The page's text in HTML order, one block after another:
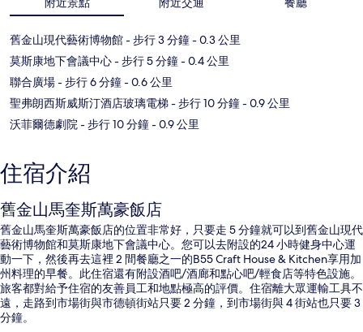
舊金山現代藝術博物館- 步行 3 分鐘- 0.3 公里
莫斯康地下會議中心- 步行 5 分鐘- 0.4 公里
聯合廣場- 步行 6 分鐘- 0.6 公里
聖弗朗西斯威斯汀酒店玻璃電梯- 步行 10 分鐘- 0.9 公里
沃菲爾德劇院- 步行 10 分鐘- 0.9 公里
住宿介紹
舊金山馬奎斯萬豪飯店
舊金山馬奎斯萬豪飯店的位置非常好，只要走 5 分鐘就可以到舊金山現代
藝術博物館和莫斯康地下會議中心。您可以去附設的24 小時健身中心運
動一下，然後再去這裡 2 間餐廳之一的B55 Craft House & Kitchen享用加
州料理的早餐。此住宿還有附設酒吧/酒廊和點心吧/輕食店等特色設施。
旅客都對給予住宿的友善員工和地點極高的評價。住宿離大眾運輸工具不
遠，走路到市場街與市德頓街站只要 2 分鐘，到市場街與 4 街站也只要 3
分鐘。